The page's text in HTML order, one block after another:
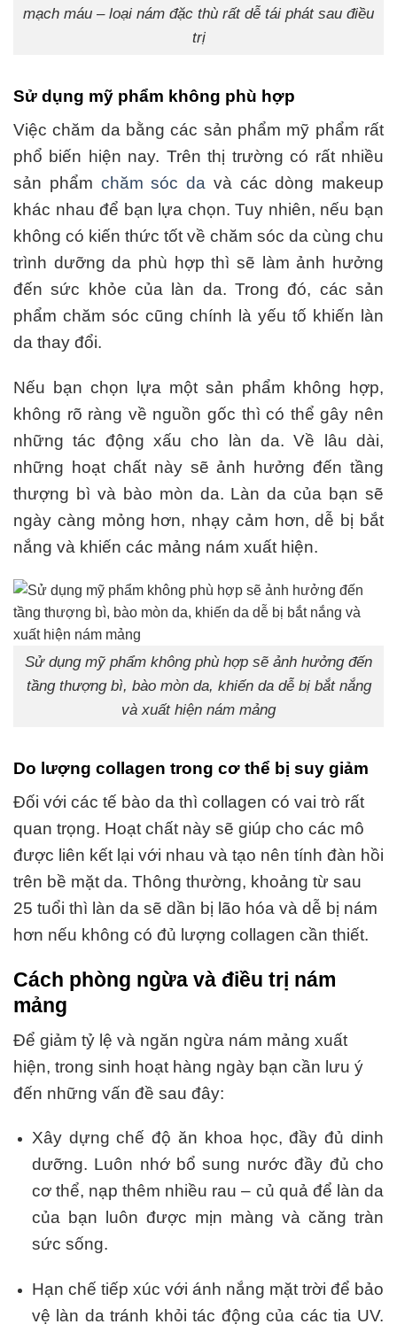
mạch máu – loại nám đặc thù rất dễ tái phát sau điều
trị
Sử dụng mỹ phẩm không phù hợp
Việc chăm da bằng các sản phẩm mỹ phẩm rất
phổ biến hiện nay. Trên thị trường có rất nhiều
sản phẩm chăm sóc da và các dòng makeup
khác nhau để bạn lựa chọn. Tuy nhiên, nếu bạn
không có kiến thức tốt về chăm sóc da cùng chu
trình dưỡng da phù hợp thì sẽ làm ảnh hưởng
đến sức khỏe của làn da. Trong đó, các sản
phẩm chăm sóc cũng chính là yếu tố khiến làn
da thay đổi.
Nếu bạn chọn lựa một sản phẩm không hợp,
không rõ ràng về nguồn gốc thì có thể gây nên
những tác động xấu cho làn da. Về lâu dài,
những hoạt chất này sẽ ảnh hưởng đến tầng
thượng bì và bào mòn da. Làn da của bạn sẽ
ngày càng mỏng hơn, nhạy cảm hơn, dễ bị bắt
nắng và khiến các mảng nám xuất hiện.
Sử dụng mỹ phẩm không phù hợp sẽ ảnh hưởng đến
tầng thượng bì, bào mòn da, khiến da dễ bị bắt nắng
và xuất hiện nám mảng
Do lượng collagen trong cơ thể bị suy giảm
Đối với các tế bào da thì collagen có vai trò rất
quan trọng. Hoạt chất này sẽ giúp cho các mô
được liên kết lại với nhau và tạo nên tính đàn hồi
trên bề mặt da. Thông thường, khoảng từ sau
25 tuổi thì làn da sẽ dần bị lão hóa và dễ bị nám
hơn nếu không có đủ lượng collagen cần thiết.
Cách phòng ngừa và điều trị nám
mảng
Để giảm tỷ lệ và ngăn ngừa nám mảng xuất
hiện, trong sinh hoạt hàng ngày bạn cần lưu ý
đến những vấn đề sau đây:
Xây dựng chế độ ăn khoa học, đầy đủ dinh
dưỡng. Luôn nhớ bổ sung nước đầy đủ cho
cơ thể, nạp thêm nhiều rau – củ quả để làn da
của bạn luôn được mịn màng và căng tràn
sức sống.
Hạn chế tiếp xúc với ánh nắng mặt trời để bảo
vệ làn da tránh khỏi tác động của các tia UV.